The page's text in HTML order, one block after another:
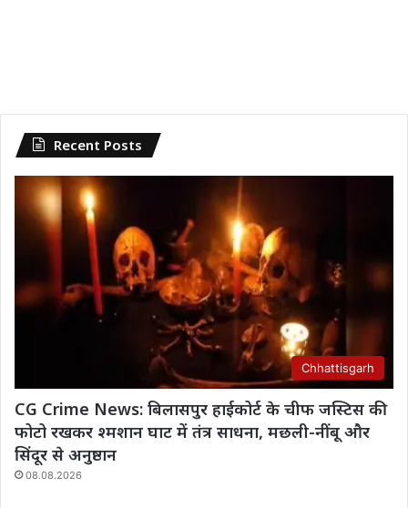
Recent Posts
Chhattisgarh
CG Crime News: बिलासपुर हाईकोर्ट के चीफ जस्टिस की
फोटो रखकर श्मशान घाट में तंत्र साधना, मछली-नींबू और
सिंदूर से अनुष्ठान
08.08.2026